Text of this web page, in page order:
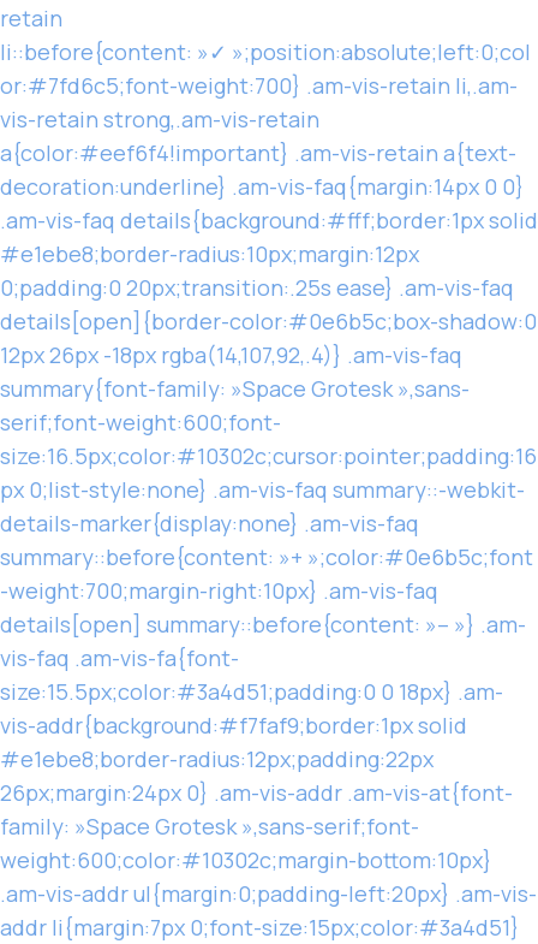
retain
li::before{content: »✓ »;position:absolute;left:0;col
or:#7fd6c5;font-weight:700} .am-vis-retain li,.am-
vis-retain strong,.am-vis-retain
a{color:#eef6f4!important} .am-vis-retain a{text-
decoration:underline} .am-vis-faq{margin:14px 0 0}
.am-vis-faq details{background:#fff;border:1px solid
#e1ebe8;border-radius:10px;margin:12px
0;padding:0 20px;transition:.25s ease} .am-vis-faq
details[open]{border-color:#0e6b5c;box-shadow:0
12px 26px -18px rgba(14,107,92,.4)} .am-vis-faq
summary{font-family: »Space Grotesk »,sans-
serif;font-weight:600;font-
size:16.5px;color:#10302c;cursor:pointer;padding:16
px 0;list-style:none} .am-vis-faq summary::-webkit-
details-marker{display:none} .am-vis-faq
summary::before{content: »+ »;color:#0e6b5c;font
-weight:700;margin-right:10px} .am-vis-faq
details[open] summary::before{content: »– »} .am-
vis-faq .am-vis-fa{font-
size:15.5px;color:#3a4d51;padding:0 0 18px} .am-
vis-addr{background:#f7faf9;border:1px solid
#e1ebe8;border-radius:12px;padding:22px
26px;margin:24px 0} .am-vis-addr .am-vis-at{font-
family: »Space Grotesk »,sans-serif;font-
weight:600;color:#10302c;margin-bottom:10px}
.am-vis-addr ul{margin:0;padding-left:20px} .am-vis-
addr li{margin:7px 0;font-size:15px;color:#3a4d51}